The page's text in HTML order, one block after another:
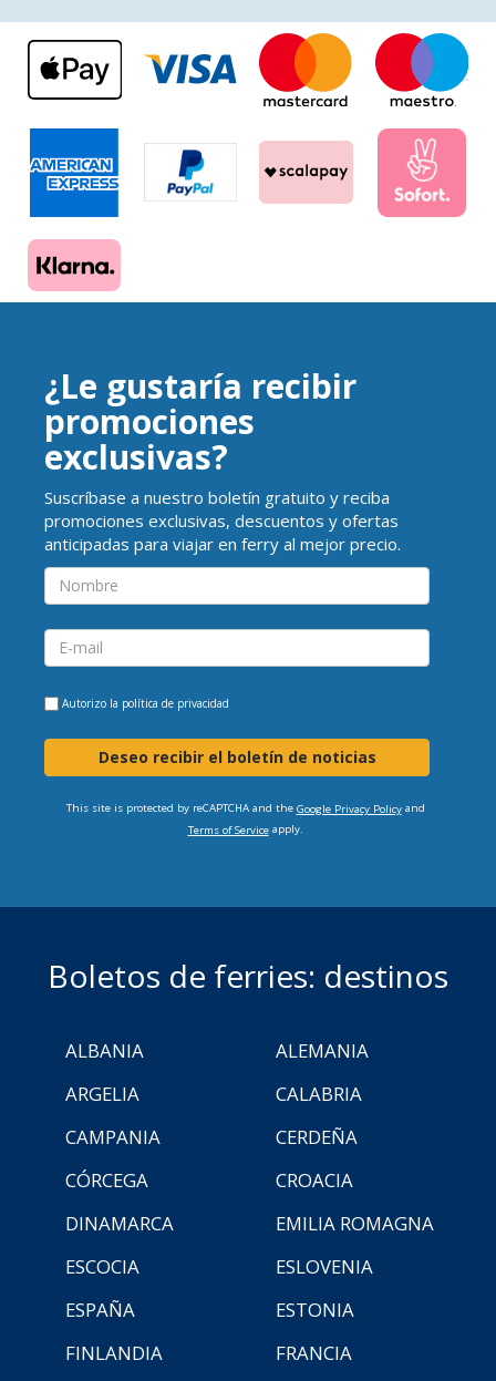
¿Le gustaría recibir
promociones
exclusivas?
Suscríbase a nuestro boletín gratuito y reciba
promociones exclusivas, descuentos y ofertas
anticipadas para viajar en ferry al mejor precio.
Autorizo la política de privacidad
Deseo recibir el boletín de noticias
This site is protected by reCAPTCHA and the Google Privacy Policyand
Terms of Serviceapply.
Boletos de ferries: destinos
ALBANIA
ALEMANIA
ARGELIA
CALABRIA
CAMPANIA
CERDEÑA
CÓRCEGA
CROACIA
DINAMARCA
EMILIA ROMAGNA
ESCOCIA
ESLOVENIA
ESPAÑA
ESTONIA
FINLANDIA
FRANCIA